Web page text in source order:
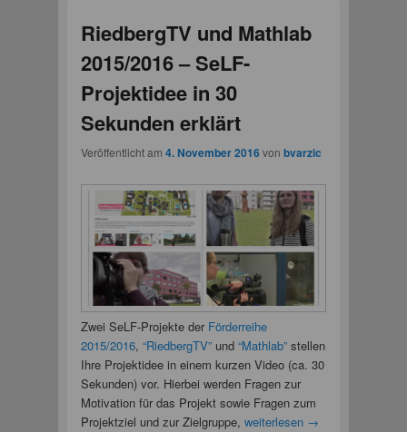
RiedbergTV und Mathlab
2015/2016 – SeLF-
Projektidee in 30
Sekunden erklärt
Veröffentlicht am 4. November 2016 von bvarzic
Zwei SeLF-Projekte der Förderreihe
2015/2016, “RiedbergTV” und “Mathlab”stellen
Ihre Projektidee in einem kurzen Video (ca. 30
Sekunden) vor. Hierbei werden Fragen zur
Motivation für das Projekt sowie Fragen zum
Projektziel und zur Zielgruppe, weiterlesen →